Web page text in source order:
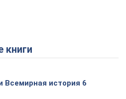
книги
Всемирная история 6